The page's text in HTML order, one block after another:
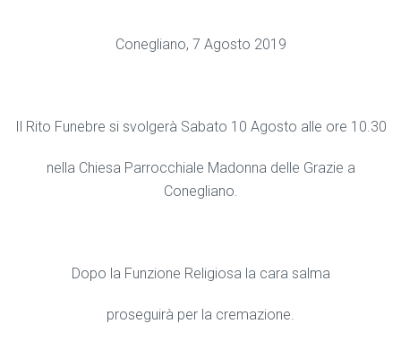
Conegliano, 7 Agosto 2019
Il Rito Funebre si svolgerà Sabato 10 Agosto alle ore 10.30
nella Chiesa Parrocchiale Madonna delle Grazie a
Conegliano.
Dopo la Funzione Religiosa la cara salma
proseguirà per la cremazione.